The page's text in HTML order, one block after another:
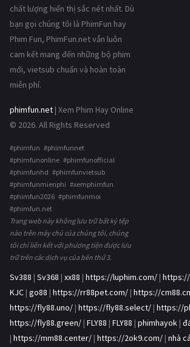
chất lượng hiển thị sắc nét nhất. Dù
bạn gọi chúng tôi là PhimFun hay
Phim Fun, PhimFun.net vẫn luôn
cam kết mang đến những bộ phim
mới, vietsub chuẩn và hoàn toàn
miễn phí.
phimfun.net | Xem Phim Hay Online
© 2026. All Rights Reserved
#phimfun #phimfunnet
#phimfunonline #phimfunofficial
#phimfunhd #phimfunvietsub
#phimfunmienphi #xemphimfun
#phimfun2026 #phimfunmoi
#phimfun.net
Trang web này không lưu trữ bất kỳ tệp
nào trên máy chủ của chúng tôi, chúng
tôi chỉ liên kết với phương tiện được lưu
trữ trên các dịch vụ của bên thứ 3.
Sv388 | Sv368 | xx88 | https://luphim.com/ |
KJC | go88 | https://rr88pet.com/ | https://
https://fly88.uno/ | https://fly88.select/ | https://
https://fly88.green/ | FLY88 | FLY88 | phimhayok |
| https://mm88.center/ | https://2ok9.com/ | nhà